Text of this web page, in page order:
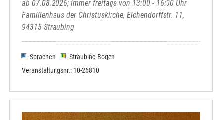
ab 07.08.2026; immer freitags von 13:00 - 16:00 Uhr
Familienhaus der Christuskirche, Eichendorffstr. 11,
94315 Straubing
Sprachen
Straubing-Bogen
Veranstaltungsnr.: 10-26810